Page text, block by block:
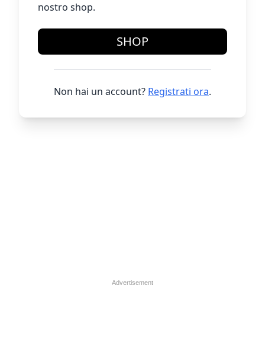
nostro shop.
SHOP
Non hai un account? Registrati ora.